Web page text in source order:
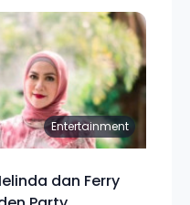
Entertainment
dan Ferry